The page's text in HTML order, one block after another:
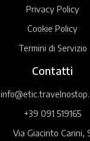
Privacy Policy
Cookie Policy
Termini di Servizio
Contatti
+39 091 519165
Via Giacinto Carini,